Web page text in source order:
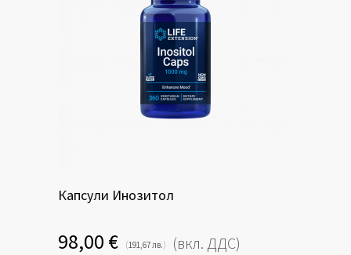
Капсули Инозитол
98,00 € (191,67 лв.) (вкл. ДДС)